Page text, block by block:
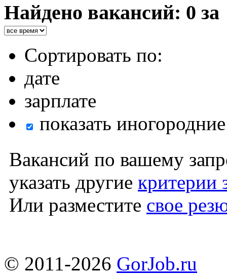
Найдено вакансий: 0 за
Сортировать по:
дате
зарплате
показать
Вакансий по вашему
указать другие критерии
Или разместите свое
© 2011-2026 GorJob.ru